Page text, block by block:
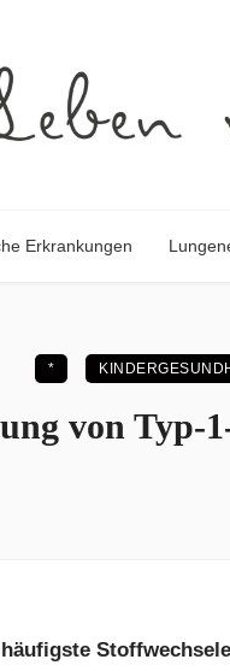
Erkrankungen
*
von Typ-